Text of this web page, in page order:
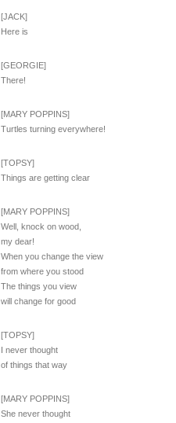
[JACK]
Here is
[GEORGIE]
There!
[MARY POPPINS]
Turtles turning everywhere!
[TOPSY]
Things are getting clear
[MARY POPPINS]
Well, knock on wood,
my dear!
When you change the view
from where you stood
The things you view
will change for good
[TOPSY]
I never thought
of things that way
[MARY POPPINS]
She never thought